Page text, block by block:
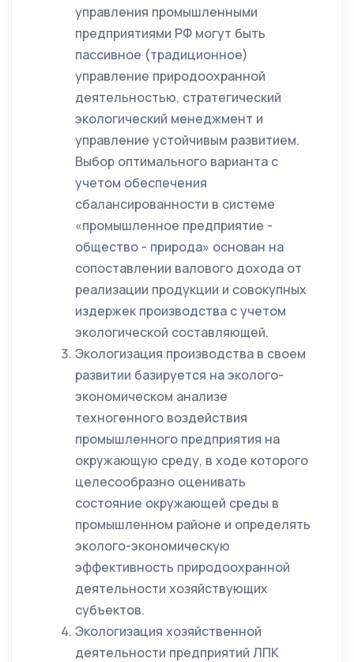
управления промышленными
предприятиями РФ могут быть
пассивное (традиционное)
управление природоохранной
деятельностью, стратегический
экологический менеджмент и
управление устойчивым развитием.
Выбор оптимального варианта с
учетом обеспечения
сбалансированности в системе
«промышленное предприятие -
общество - природа» основан на
сопоставлении валового дохода от
реализации продукции и совокупных
издержек производства с учетом
экологической составляющей.
Экологизация производства в своем
развитии базируется на эколого-
экономическом анализе
техногенного воздействия
промышленного предприятия на
окружающую среду, в ходе которого
целесообразно оценивать
состояние окружающей среды в
промышленном районе и определять
эколого-экономическую
эффективность природоохранной
деятельности хозяйствующих
субъектов.
Экологизация хозяйственной
деятельности предприятий ЛПК